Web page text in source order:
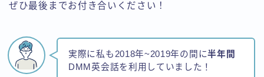
ぜひ最後までお付き合いください！
実際に私も2018年~2019年の間に半年間
DMM英会話を利用していました！